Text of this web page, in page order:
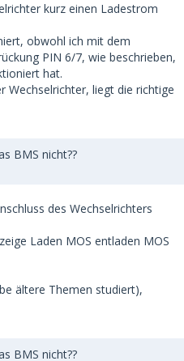
kurz einen Ladestrom
obwohl ich mit dem
PIN 6/7, wie beschrieben,
hat.
Wechselrichter, liegt die richtige
BMS nicht??
des Wechselrichters
Laden MOS entladen MOS
ältere Themen studiert),
BMS nicht??